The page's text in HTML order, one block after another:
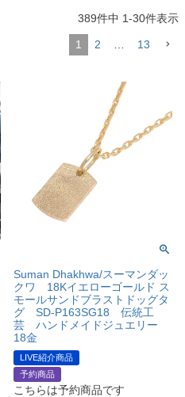
389件中 1-30件表示
1 2 … 13
Suman Dhakhwa/スーマンダッ
クワ 18Kイエローゴールド ス
モールサンドブラストドッグタ
グ SD-P163SG18 伝統工
芸 ハンドメイドジュエリー
18金
LIVE紹介商品
予約商品
こちらは予約商品です